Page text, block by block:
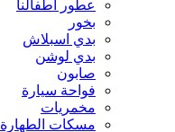
عطور أطفالنا
بخور
بدي اسبلاش
بدي لوشن
صابون
فواحة سيارة
مخمريات
مسكات الطهارة